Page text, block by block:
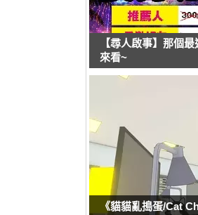
【尋人啟事】那個
來看~
《貓貓亂搗蛋/Cat